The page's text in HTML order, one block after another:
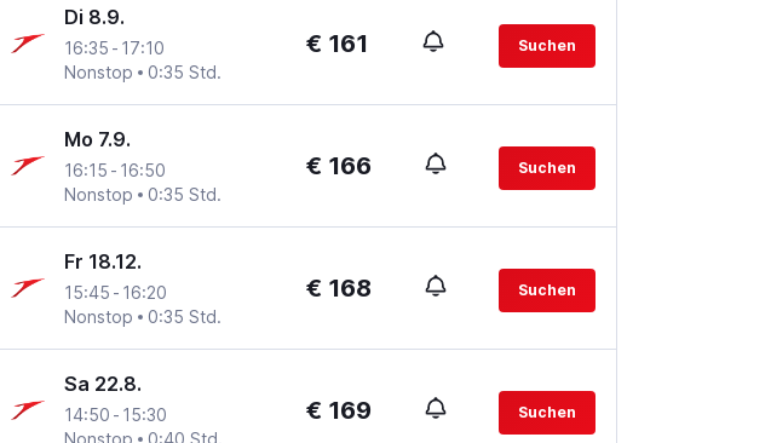
Di 8.9.
16:35 - 17:10
Nonstop
0:35 Std.
€ 161 Suchen
Mo 7.9.
16:15 - 16:50
Nonstop
0:35 Std.
€ 166 Suchen
Fr 18.12.
15:45 - 16:20
Nonstop
0:35 Std.
€ 168 Suchen
Sa 22.8.
14:50 - 15:30
€ 169 Suchen